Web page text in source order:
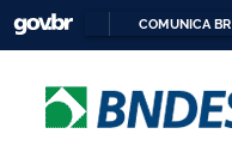
COMUNICA BR